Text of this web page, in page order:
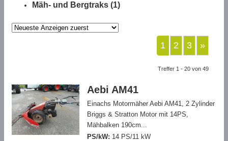
Mäh- und Bergtraks (1)
1 2 3 »
Treffer 1 - 20 von 49
Aebi AM41
Einachs Motormäher Aebi AM41, 2 Zylinder
Briggs & Stratton Motor mit 14PS,
Mähbalken 190cm...
PS/kW: 14 PS/11 kW